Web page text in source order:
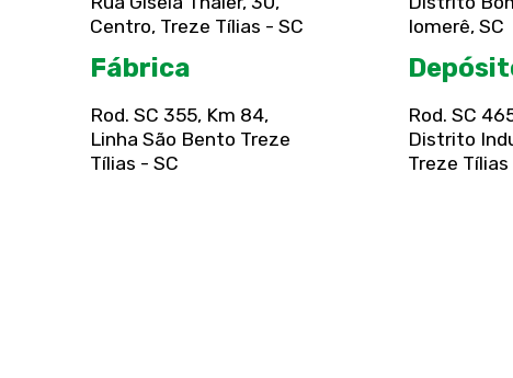
Centro, Treze Tílias - SC
Iomerê, SC
Fábrica
Rod. SC 355, Km 84,
Linha São Bento Treze
Tílias - SC
Rod. SC
Distrito
Treze Tílias